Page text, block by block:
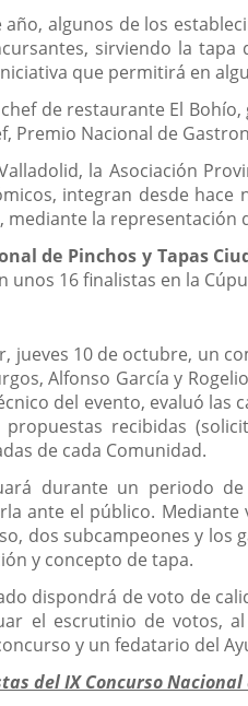
año, algunos de los
sirviendo la
que permitirá en
chef de restaurante El
Premio Nacional de
la Asociación
integran desde
mediante la
de Pinchos y Tapas
unos 16 finalistas en la
jueves 10 de octubre, un
Alfonso García y
del evento, evaluó las
recibidas
de cada Comunidad.
durante un periodo
ante el público.
dos subcampeones y los
y concepto de tapa.
dispondrá de voto de
el escrutinio de votos,
y un fedatario del
del IX Concurso Nacional